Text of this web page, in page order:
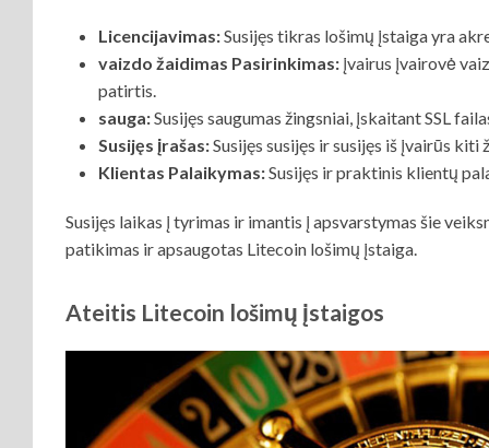
Licencijavimas:Susijęs tikras lošimų įstaiga yra
vaizdo žaidimas Pasirinkimas: įvairus įvairovė
patirtis.
sauga:Susijęs saugumas žingsniai, įskaitant SSL
Susijęs įrašas:Susijęs susijęs ir susijęs iš įvairūs kiti
Klientas Palaikymas:Susijęs ir praktinis klientų
Susijęs laikas į tyrimas ir imantis į apsvarstymas šie
patikimas ir apsaugotas Litecoin lošimų įstaiga.
Ateitis Litecoin lošimų įstaigos